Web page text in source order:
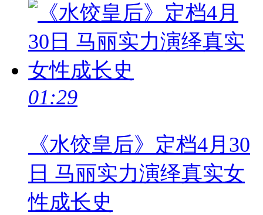
01:29
《水饺皇后》定档4月30
日 马丽实力演绎真实女
性成长史